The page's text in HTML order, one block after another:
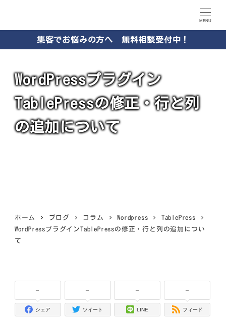
MENU
集客でお悩みの方へ 無料相談受付中！
WordPressプラグイン
TablePressの修正・行と列
の追加について
ホーム ブログ コラム Wordpress
TablePress
WordPressプラグインTablePressの修正・行と列の追加につい
て
-
シェア
-
ツイート
-
LINE
-
フィード